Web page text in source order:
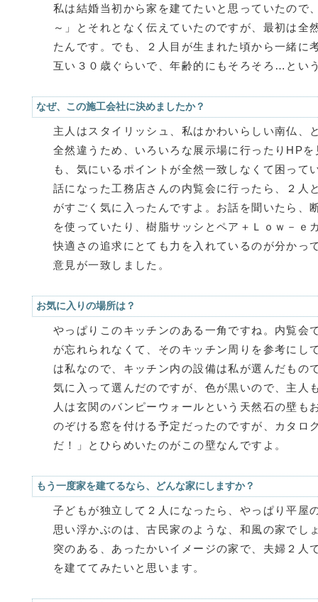
私は結婚当初から家を建てたいと思っていたので
～」とそれとなく伝えていたのですが、最初は全
たんです。でも、２人目が生まれた頃から一緒に
互い３０歳ぐらいで、年齢的にもそろそろ…とい
なぜ、この施工会社に決めましたか？
主人はスタイリッシュ、私はかわいらしい南仏、
全然違うため、いろいろな展示場に行ったりHP
も、気にいるポイントが全然一致しなくて困って
話になった工務店さんの内覧会に行ったら、２人
がすごく気に入ったんですよ。お話を聞いたら、
を使っていたり、樹脂サッシとペア＋Ｌｏｗ－ｅ
快適さの追求にとても力を入れているのが分かっ
意見が一致しました。
お気に入りの場所は？
やっぱりこのキッチンのある一角ですね。内覧会
が忘れられなくて、そのキッチン周りを参考にし
は私なので、キッチン内の設備は私が選んだもの
気に入って選んだのですが、色が黒いので、主人
人は玄関のバンピーウォールという天然石の壁も
のぞける窓を付ける予定だったのですが、カタロ
だ！」とひらめいたのがこの壁なんですよ。
もう一度家を建てるなら、どんな家にしますか？
子どもが独立して２人になったら、やっぱり平屋
思い浮かぶのは、古民家のような、和風の家でし
突のある、あったかいイメージの家で、夫婦２
を建ててみたいと思います。